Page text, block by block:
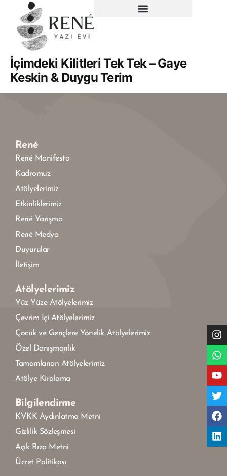
İçimdeki Kilitleri Tek Tek – Gaye
Keskin & Duygu Terim
René
René Manifesto
Kadromuz
Atölyelerimiz
Etkinliklerimiz
René Yarışma
René Medya
Duyurular
İletişim
Atölyelerimiz
Yüz Yüze Atölyelerimiz
Çevrim İçi Atölyelerimiz
Çocuk ve Gençlere Yönelik Atölyelerimiz
Özel Danışmanlık
Tamamlanan Atölyelerimiz
Atölye Kiralama
Bilgilendirme
KVKK Aydınlatma Metni
Gizlilik Sözleşmesi
Açık Rıza Metni
Ücret Politikası